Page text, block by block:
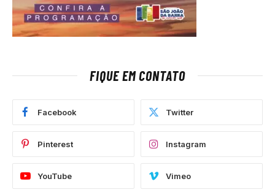
FIQUE EM CONTATO
Facebook Twitter
Pinterest Instagram
YouTube Vimeo